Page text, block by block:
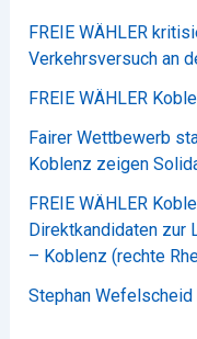
FREIE WÄHLER
Verkehrsversuch an
FREIE WÄHLER
Fairer Wettbewerb
Koblenz zeigen
FREIE WÄHLER
Direktkandidaten zur
– Koblenz (rechte
Stephan